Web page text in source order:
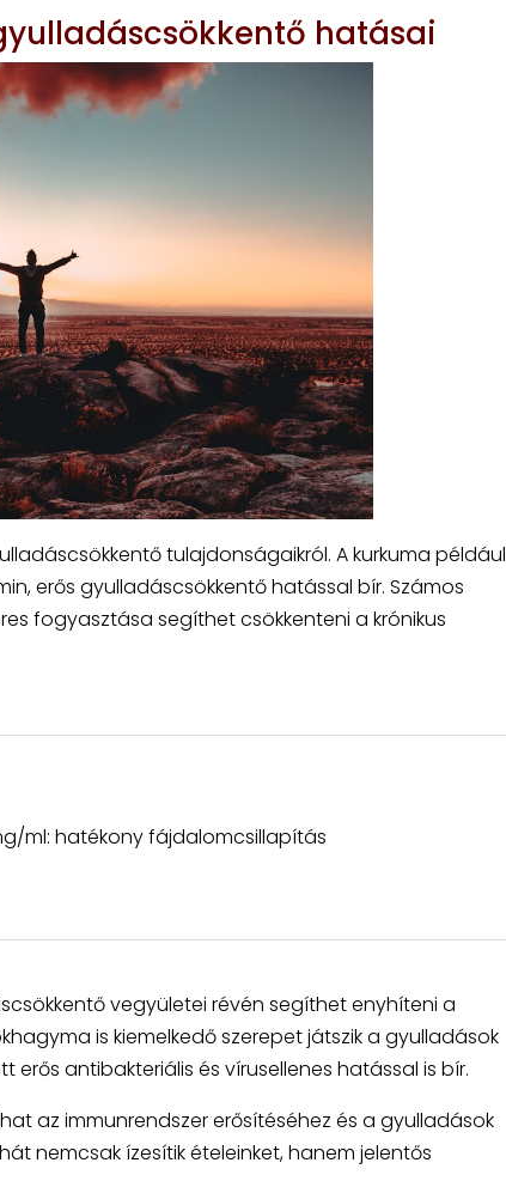
hatásai
tulajdonságaikról. A kurkuma például
erős gyulladáscsökkentő hatással bír. Számos
fogyasztása segíthet csökkenteni a krónikus
ml: hatékony fájdalomcsillapítás
vegyületei révén segíthet enyhíteni a
is kiemelkedő szerepet játszik a gyulladások
antibakteriális és vírusellenes hatással is bír.
az immunrendszer erősítéséhez és a gyulladások
nemcsak ízesítik ételeinket, hanem jelentős